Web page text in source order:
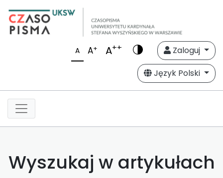
A A+ A++
Zaloguj
Język Polski
Wyszukaj w artykułach